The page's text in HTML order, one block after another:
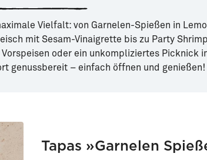
Vielfalt: von Garnelen-Spießen in
mit Sesam-Vinaigrette bis zu Party
oder ein unkompliziertes Picknick
genussbereit – einfach öffnen und genießen!
Tapas »Garnelen